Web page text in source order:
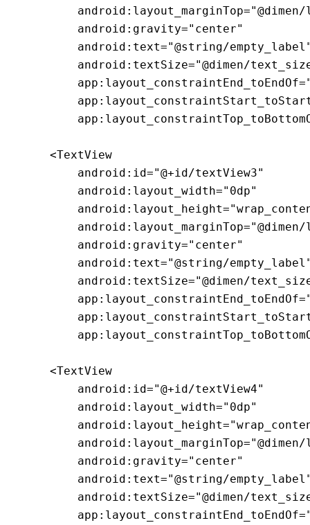
        android:gravity="center"
android:text="@string/
android:textSize="@dimen/
    <TextView
        android:id="@+id/textView3"
        android:layout_width="0dp"
        android:gravity="center"
android:text="@string/
android:textSize="@dimen/
    <TextView
        android:id="@+id/textView4"
        android:layout_width="0dp"
        android:gravity="center"
android:text="@string/
android:textSize="@dimen/